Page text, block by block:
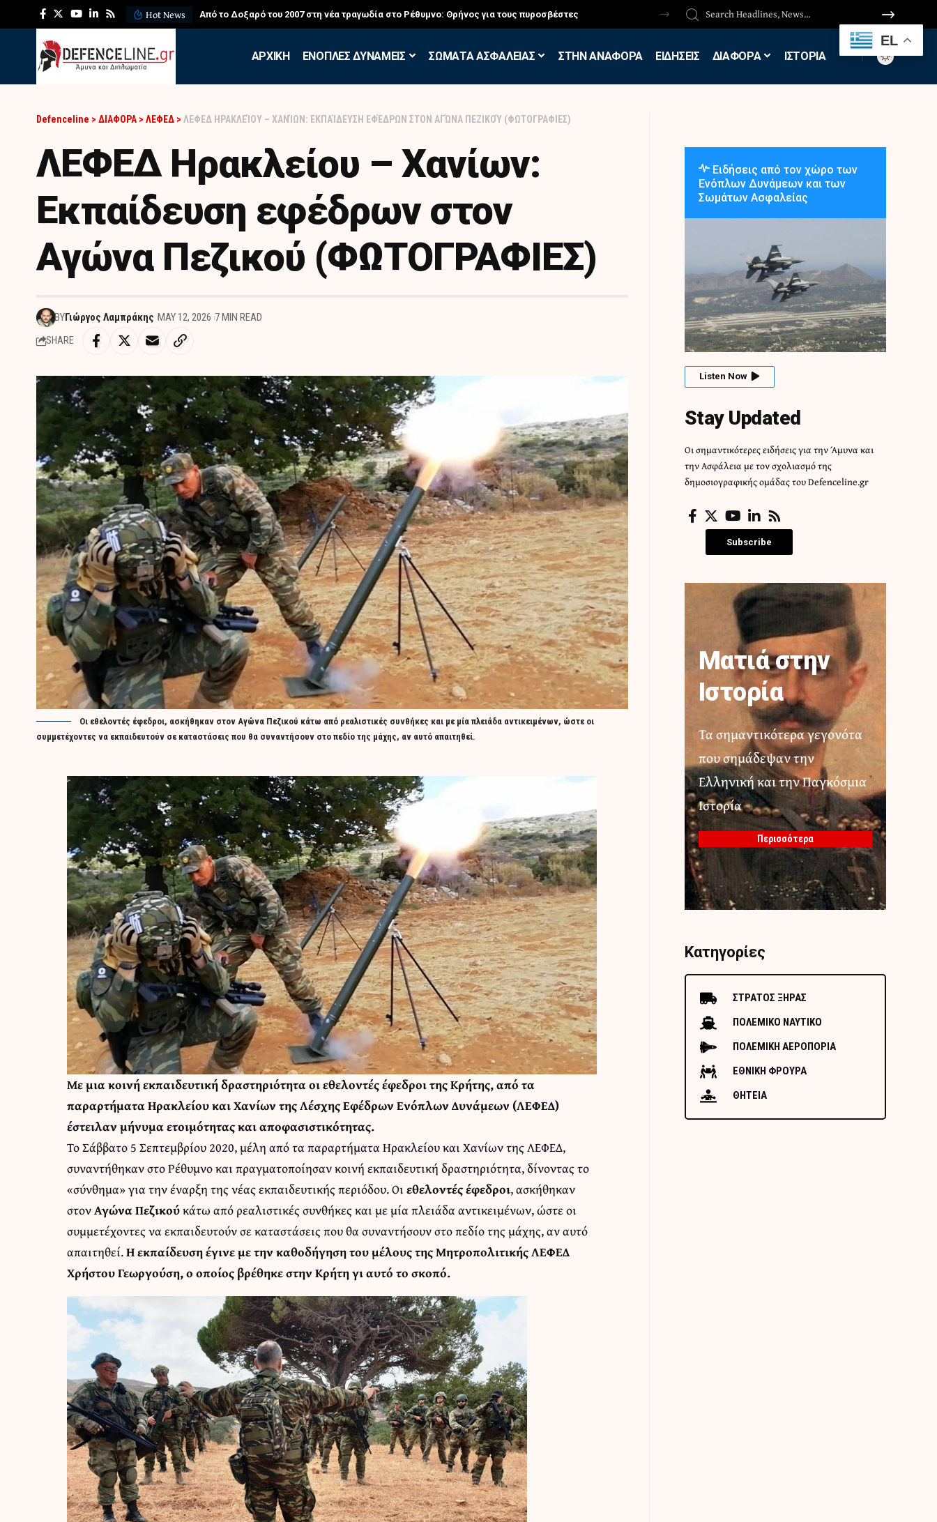
Hot News Από το Δοξαρό του 2007 στη νέα τραγωδία στο Ρέθυμνο: Θρήνος για τους πυροσβέστες
APXIKH ΕΝΟΠΛΕΣ ΔΥΝΑΜΕΙΣ ΣΩΜΑΤΑ ΑΣΦΑΛΕΙΑΣ ΣΤΗΝ ΑΝΑΦΟΡΑ ΕΙΔΗΣΕΙΣ ΔΙΑΦΟΡΑ ΙΣΤΟΡΙΑ
Defenceline > ΔΙΑΦΟΡΑ > ΛΕΦΕΔ > ΛΕΦΕΔ ΗΡΑΚΛΕΊΟΥ – ΧΑΝΊΩΝ: ΕΚΠΑΊΔΕΥΣΗ ΕΦΈΔΡΩΝ ΣΤΟΝ ΑΓΏΝΑ ΠΕΖΙΚΟΎ (ΦΩΤΟΓΡΑΦΙΕΣ)
ΛΕΦΕΔ Ηρακλείου – Χανίων:
Εκπαίδευση εφέδρων στον
Αγώνα Πεζικού (ΦΩΤΟΓΡΑΦΙΕΣ)
BYΓιώργος Λαμπράκης MAY 12, 2026 7 MIN READ
SHARE
Οι εθελοντές έφεδροι, ασκήθηκαν στον Αγώνα Πεζικού κάτω από ρεαλιστικές συνθήκες και με μία πλειάδα αντικειμένων, ώστε οι
συμμετέχοντες να εκπαιδευτούν σε καταστάσεις που θα συναντήσουν στο πεδίο της μάχης, αν αυτό απαιτηθεί.
Με μια κοινή εκπαιδευτική δραστηριότητα οι εθελοντές έφεδροι της Κρήτης, από τα
παραρτήματα Ηρακλείου και Χανίων της Λέσχης Εφέδρων Ενόπλων Δυνάμεων (ΛΕΦΕΔ)
έστειλαν μήνυμα ετοιμότητας και αποφασιστικότητας.
Το Σάββατο 5 Σεπτεμβρίου 2020, μέλη από τα παραρτήματα Ηρακλείου και Χανίων της ΛΕΦΕΔ,
συναντήθηκαν στο Ρέθυμνο και πραγματοποίησαν κοινή εκπαιδευτική δραστηριότητα, δίνοντας το
«σύνθημα» για την έναρξη της νέας εκπαιδευτικής περιόδου. Οιεθελοντές έφεδροι, ασκήθηκαν
στονΑγώνα Πεζικούκάτω από ρεαλιστικές συνθήκες και με μία πλειάδα αντικειμένων, ώστε οι
συμμετέχοντες να εκπαιδευτούν σε καταστάσεις που θα συναντήσουν στο πεδίο της μάχης, αν αυτό
απαιτηθεί.Η εκπαίδευση έγινε με την καθοδήγηση του μέλους της Μητροπολιτικής ΛΕΦΕΔ
Χρήστου Γεωργούση, ο οποίος βρέθηκε στην Κρήτη γι αυτό το σκοπό.
Ειδήσεις από τον χώρο των
Ενόπλων Δυνάμεων και των
Σωμάτων Ασφαλείας
Listen Now
Stay Updated
Οι σημαντικότερες ειδήσεις για την Άμυνα και
την Ασφάλεια με τον σχολιασμό της
δημοσιογραφικής ομάδας του Defenceline.gr
Subscribe
Ματιά στην
Ιστορία
Τα σημαντικότερα γεγονότα
που σημάδεψαν την
Ελληνική και την Παγκόσμια
Ιστορία
Περισσότερα
Κατηγορίες
ΣΤΡΑΤΟΣ ΞΗΡΑΣ
ΠΟΛΕΜΙΚΟ ΝΑΥΤΙΚΟ
ΠΟΛΕΜΙΚΗ ΑΕΡΟΠΟΡΙΑ
ΕΘΝΙΚΗ ΦΡΟΥΡΑ
ΘΗΤΕΙΑ
EL